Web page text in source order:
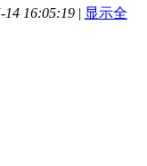
14 16:05:19 | 显示全